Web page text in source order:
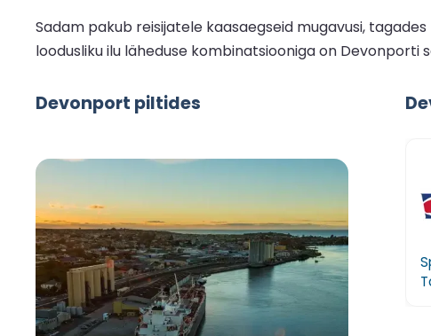
Sadam pakub reisijatele kaasaegseid mugavusi,
loodusliku ilu läheduse kombinatsiooniga on
Devonport piltides